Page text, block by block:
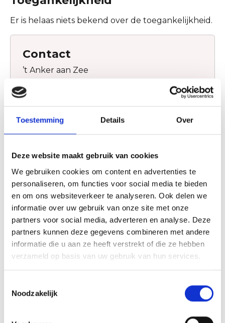
Toestemming Details Over
Deze website maakt gebruik van cookies
We gebruiken cookies om content en advertenties te
personaliseren, om functies voor social media te bieden
en om ons websiteverkeer te analyseren. Ook delen we
informatie over uw gebruik van onze site met onze
partners voor social media, adverteren en analyse. Deze
partners kunnen deze gegevens combineren met andere
informatie die u aan ze heeft verstrekt of die ze hebben
verzameld op basis van uw gebruik van hun services.
Noodzakelijk
Er is helaas niets bekend over de toegankelijkheid.
Contact
’t Anker aan Zee
1931 AJ Egmond Aan Zee
info@restaurantankeraanzee.nl
+31 72 506 2768
Openingstijden
Maandag 12:00 - 21:00
Dinsdag12:00 - 21:00
Woensdag12:00 - 21:00
Donderdag12:00 - 21:00
Vrijdag12:00 - 21:00
Zaterdag12:00 - 21:00